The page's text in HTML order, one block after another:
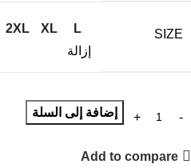
SIZE
L
XL
2XL
إزالة
إضافة إلى السلة
Add to compare